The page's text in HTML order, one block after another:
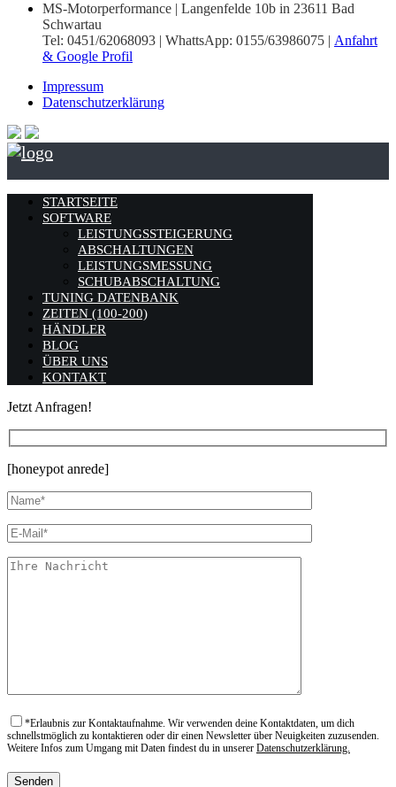
MS-Motorperformance | Langenfelde 10b in 23611 Bad
Schwartau
Tel: 0451/62068093 | WhattsApp: 0155/63986075 | Anfahrt
& Google Profil
Impressum
Datenschutzerklärung
STARTSEITE
SOFTWARE
LEISTUNGSSTEIGERUNG
ABSCHALTUNGEN
LEISTUNGSMESSUNG
SCHUBABSCHALTUNG
TUNING DATENBANK
ZEITEN (100-200)
HÄNDLER
BLOG
ÜBER UNS
KONTAKT
Jetzt Anfragen!
[honeypot anrede]
*Erlaubnis zur Kontaktaufnahme. Wir verwenden deine Kontaktdaten, um dich
schnellstmöglich zu kontaktieren oder dir einen Newsletter über Neuigkeiten zuzusenden.
Weitere Infos zum Umgang mit Daten findest du in unserer Datenschutzerklärung.